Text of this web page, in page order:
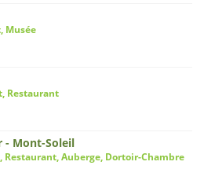
Musée
Restaurant
- Mont-Soleil
Auberge, Dortoir-Chambre